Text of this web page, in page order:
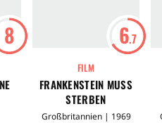
8 6.7
FILM
FRANKENSTEIN MUSS S
TERBEN
Großbritannien | 1969